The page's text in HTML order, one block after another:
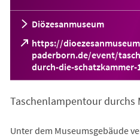
Diözesanmuseum
https://
paderborn.de/event/
durch-die-schatzkammer-
(Öffnet
in
neuen
Taschenlampentour durchs
Unter dem Museumsgebäude